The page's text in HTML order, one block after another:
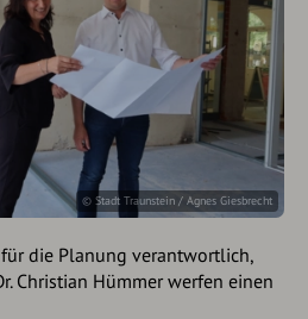
© Stadt Traunstein / Agnes Giesbrecht
die Planung verantwortlich,
Christian Hümmer werfen einen